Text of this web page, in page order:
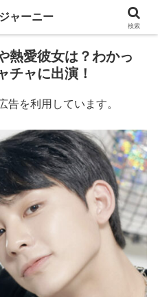
熱愛彼女は？わかっ
チャに出演！
告を利用しています。
ャーニー
検索